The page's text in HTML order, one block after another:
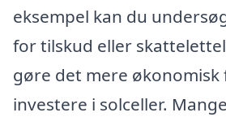
eksempel kan du
for tilskud eller
gøre det mere
investere i solceller.